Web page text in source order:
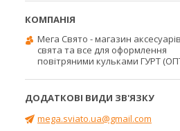
Мега Свято - магазин
свята та все для оформлення
повітряними кульками ГУРТ
mega.sviato.ua@gmail.com